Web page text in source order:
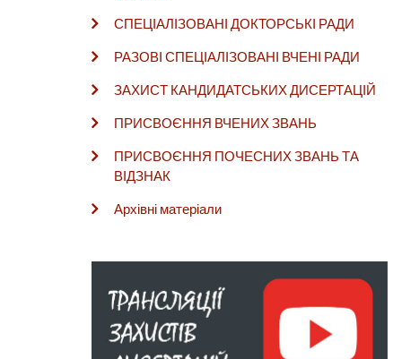
СПЕЦІАЛІЗОВАНІ ДОКТОРСЬКІ РАДИ
РАЗОВІ СПЕЦІАЛІЗОВАНІ ВЧЕНІ РАДИ
ЗАХИСТ КАНДИДАТСЬКИХ ДИСЕРТАЦІЙ
ПРИСВОЄННЯ ВЧЕНИХ ЗВАНЬ
ПРИСВОЄННЯ ПОЧЕСНИХ ЗВАНЬ ТА
ВІДЗНАК
Архівні матеріали